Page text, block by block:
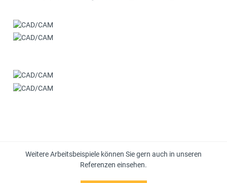
Weitere Arbeitsbeispiele können Sie gern auch in unseren
Referenzen einsehen.